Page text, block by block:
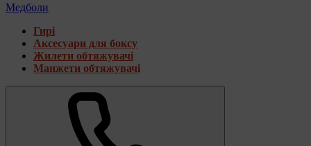
Медболи
Гирі
Аксесуари для боксу
Жилети обтяжувачі
Манжети обтяжувачі